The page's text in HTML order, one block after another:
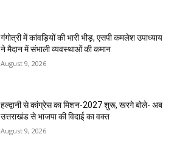
गंगोत्री में कांवड़ियों की भारी भीड़, एसपी कमलेश उपाध्याय
ने मैदान में संभाली व्यवस्थाओं की कमान
August 9, 2026
हल्द्वानी से कांग्रेस का मिशन-2027 शुरू, खरगे बोले- अब
उत्तराखंड से भाजपा की विदाई का वक्त
August 9, 2026